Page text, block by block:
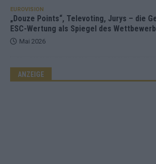
EUROVISION
„Douze Points“, Televoting, Jurys – die
ESC-Wertung als Spiegel des
Mai 2026
ANZEIGE